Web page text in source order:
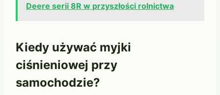
Deere serii 8R w przyszłości rolnictwa
Kiedy używać myjki
ciśnieniowej przy
samochodzie?